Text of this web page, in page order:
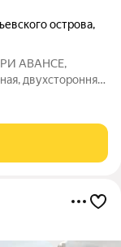
острова,
АВАНСЕ,
двухсторонняя
включает в
собираться